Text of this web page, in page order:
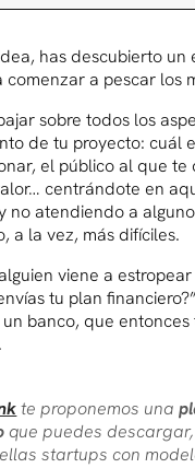
has descubierto un
a pescar los
sobre todos los
de tu proyecto: cuál
el público al que te
centrándote en
no atendiendo a
a la vez, más difíciles.
viene a
tu plan
banco, que
te proponemos una
que puedes
startups con